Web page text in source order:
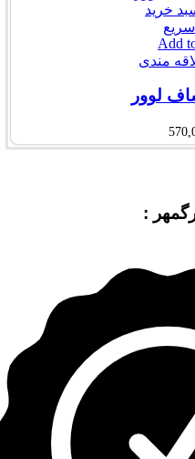
خرید
Add
مندی
لوور
: